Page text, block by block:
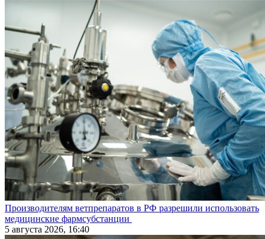
Производителям ветпрепаратов в РФ разрешили использовать
медицинские фармсубстанции
5 августа 2026, 16:40